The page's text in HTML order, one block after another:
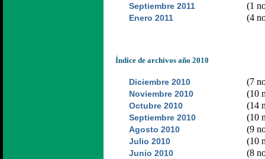
Septiembre 2011 (1
Enero 2011 (4
Índice de archivos año 2010
Diciembre 2010 (7
Noviembre 2010 (10
Octubre 2010 (14
Septiembre 2010 (10
Agosto 2010 (9
Julio 2010 (10
Junio 2010 (8